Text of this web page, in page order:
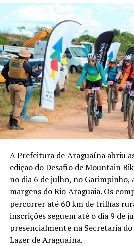
A Prefeitura de Araguaína abriu
edição do Desafio de Mountain
no dia 6 de julho, no Garimpinho,
margens do Rio Araguaia. Os
percorrer até 60 km de trilhas
inscrições seguem até o dia 9 de
presencialmente na Secretaria
Lazer de Araguaína.